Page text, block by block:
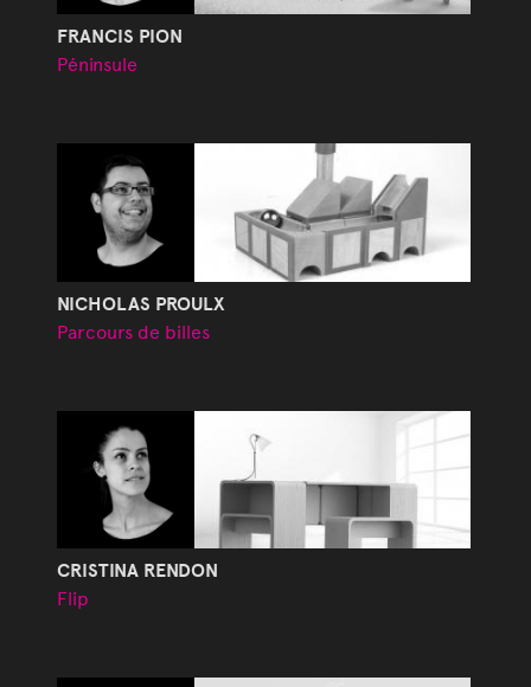
FRANCIS PION
Péninsule
NICHOLAS PROULX
Parcours de billes
CRISTINA RENDON
Flip